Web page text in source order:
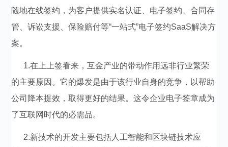
随地在线签约，为客户提供实名认证、电子签约、合同存
管、诉讼支援、保险赔付等“一站式”电子签约SaaS解决方
案。
1.在上上签看来，互金产业的带动作用远非行业繁荣
的主要原因。它的爆发是由于该行业自身的竞争，以帮助
公司降本提效，取得更好的结果。这令企业电子签章成为
了互联网时代的必需品。
2.新技术的开发主要包括人工智能和区块链技术应